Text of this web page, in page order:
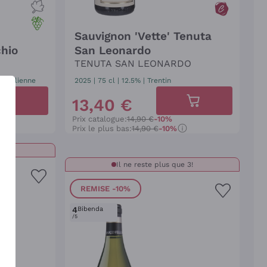
Julienne
Sauvignon 'Vette' Tenuta
San Leonardo
TENUTA SAN LEONARDO
2025 75 cl | 12.5% Trentin
13,40 €
Prix catalogue:14,90 €-10%
Prix le plus bas:14,90 €-10%
Il ne reste plus que 3!
REMISE -10%
4
/5
Bibenda